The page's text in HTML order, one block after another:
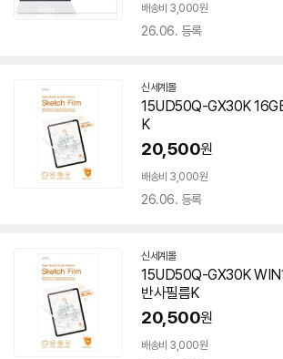
배송비 3,000원
26.06. 등록
신세계몰
15UD50Q-GX30K
K
20,500원
배송비 3,000원
26.06. 등록
신세계몰
15UD50Q-GX30K
반사필름K
20,500원
배송비 3,000원